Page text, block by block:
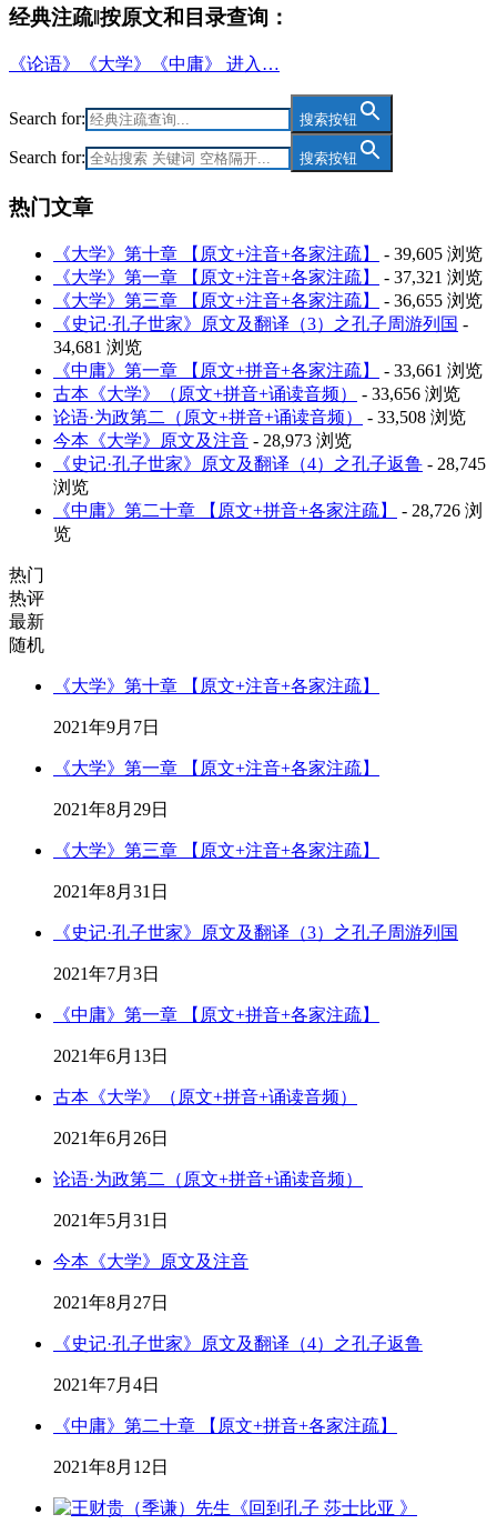
经典注疏‖按原文和目录查询：
《论语》《大学》《中庸》 进入…
Search for: 搜索按钮
Search for: 搜索按钮
热门文章
《大学》第十章 【原文+注音+各家注疏】
- 39,605 浏览
《大学》第一章 【原文+注音+各家注疏】
- 37,321 浏览
《大学》第三章 【原文+注音+各家注疏】
- 36,655 浏览
《史记·孔子世家》原文及翻译（3）之孔子周游列国 -
34,681 浏览
《中庸》第一章 【原文+拼音+各家注疏】
- 33,661 浏览
古本《大学》（原文+拼音+诵读音频）
- 33,656 浏览
论语·为政第二（原文+拼音+诵读音频）
- 33,508 浏览
今本《大学》原文及注音 - 28,973 浏览
《史记·孔子世家》原文及翻译（4）之孔子返鲁 - 28,745
浏览
《中庸》第二十章 【原文+拼音+各家注疏】
- 28,726 浏
览
热门
热评
最新
随机
《大学》第十章 【原文+注音+各家注疏】
2021年9月7日
《大学》第一章 【原文+注音+各家注疏】
2021年8月29日
《大学》第三章 【原文+注音+各家注疏】
2021年8月31日
《史记·孔子世家》原文及翻译（3）之孔子周游列国
2021年7月3日
《中庸》第一章 【原文+拼音+各家注疏】
2021年6月13日
古本《大学》（原文+拼音+诵读音频）
2021年6月26日
论语·为政第二（原文+拼音+诵读音频）
2021年5月31日
今本《大学》原文及注音
2021年8月27日
《史记·孔子世家》原文及翻译（4）之孔子返鲁
2021年7月4日
《中庸》第二十章 【原文+拼音+各家注疏】
2021年8月12日